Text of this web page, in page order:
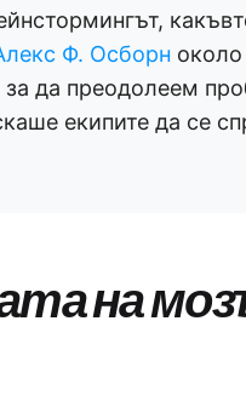
Ф. Осборн около
да преодолеем
екипите да се
на